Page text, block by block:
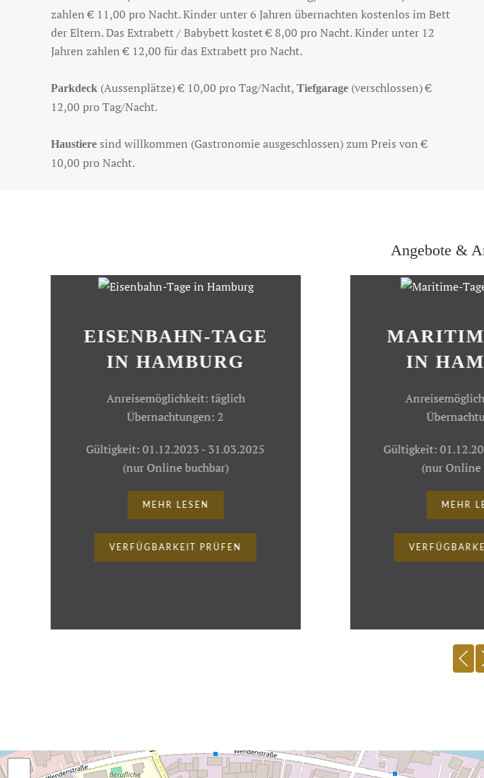
zahlen € 11,00 pro Nacht. Kinder unter 6 Jahren übernachten kostenlos im Bett
der Eltern. Das Extrabett / Babybett kostet € 8,00 pro Nacht. Kinder unter 12
Jahren zahlen € 12,00 für das Extrabett pro Nacht.
Parkdeck (Aussenplätze) € 10,00 pro Tag/Nacht, Tiefgarage (verschlossen) €
12,00 pro Tag/Nacht.
Haustiere sind willkommen (Gastronomie ausgeschlossen) zum Preis von €
10,00 pro Nacht.
Angebote &
EISENBAHN-TAGE
IN HAMBURG
Anreisemöglichkeit: täglich
Übernachtungen: 2
Gültigkeit: 01.12.2023 - 31.03.2025
(nur Online buchbar)
MEHR LESEN
VERFÜGBARKEIT PRÜFEN
IN
Gültigkeit:
(nur Online
MEHR